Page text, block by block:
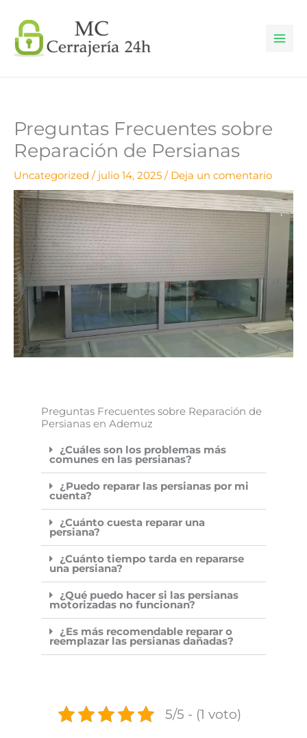
contenido
Preguntas Frecuentes sobre
Reparación de Persianas
Uncategorized / julio 14, 2025 / Deja un comentario
Preguntas Frecuentes sobre Reparación de
Persianas en Ademuz
¿Cuáles son los problemas más
comunes en las persianas?
¿Puedo reparar las persianas por mi
cuenta?
¿Cuánto cuesta reparar una
persiana?
¿Cuánto tiempo tarda en repararse
una persiana?
¿Qué puedo hacer si las persianas
motorizadas no funcionan?
¿Es más recomendable reparar o
reemplazar las persianas dañadas?
5/5 - (1 voto)